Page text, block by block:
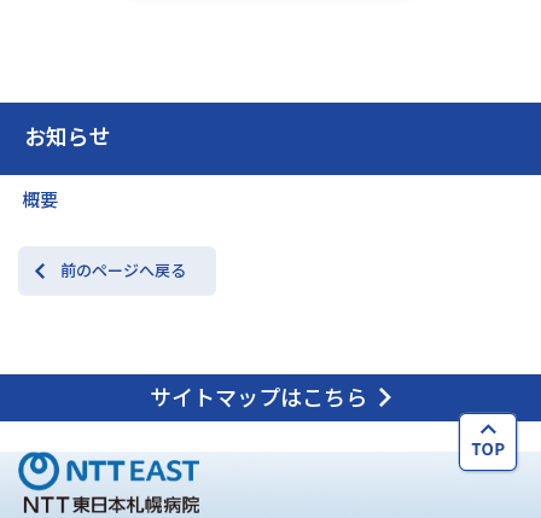
お知らせ
概要
前のページへ戻る
サイトマップはこちら